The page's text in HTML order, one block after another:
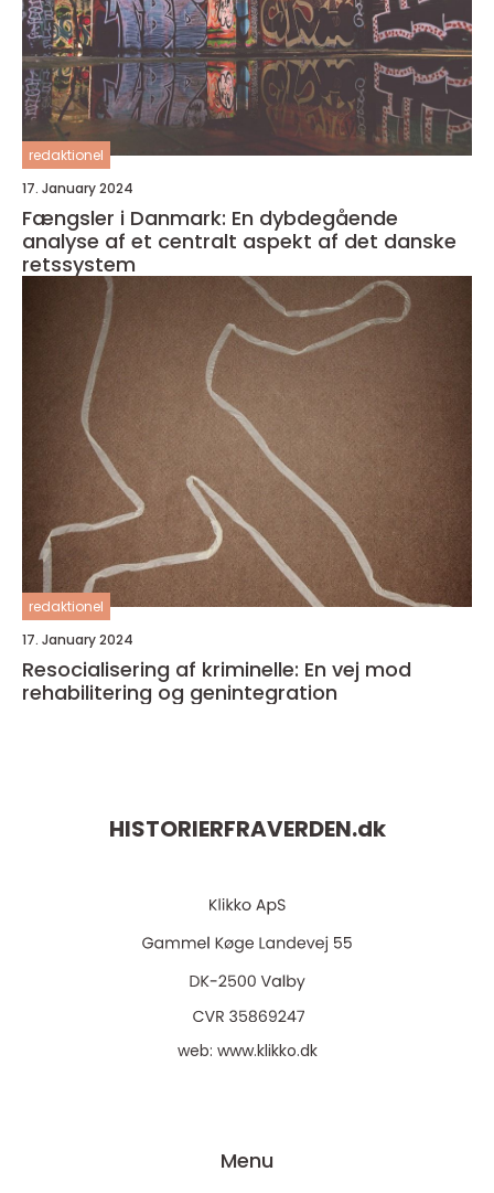
redaktionel
17. January 2024
Fængsler i Danmark: En dybdegående
analyse af et centralt aspekt af det danske
retssystem
redaktionel
17. January 2024
Resocialisering af kriminelle: En vej mod
rehabilitering og genintegration
HISTORIERFRAVERDEN.dk
web: www.klikko.dk
Menu